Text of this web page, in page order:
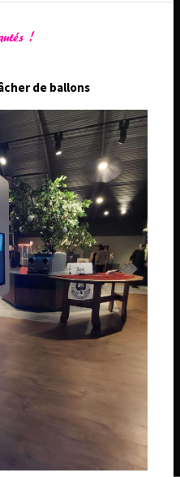
!
de ballons
59 01